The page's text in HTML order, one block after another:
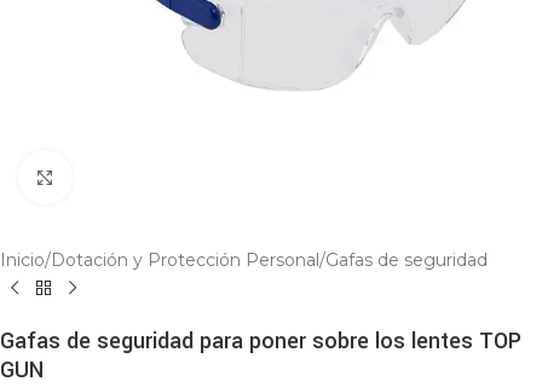
Inicio/Dotación y Protección Personal/Gafas de seguridad
Gafas de seguridad para poner sobre los lentes TOP
GUN